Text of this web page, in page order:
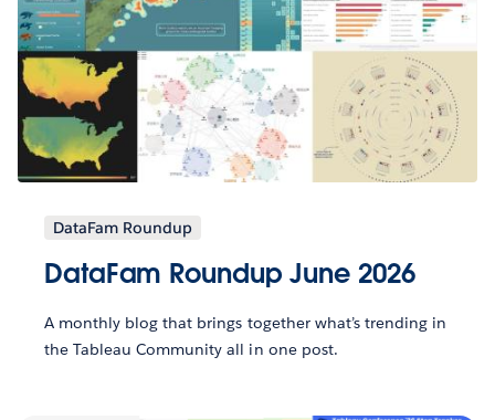
DataFam Roundup
DataFam Roundup June 2026
A monthly blog that brings together what’s trending in
the Tableau Community all in one post.